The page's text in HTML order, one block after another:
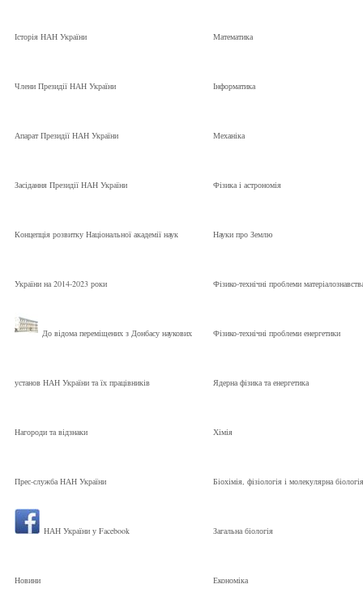
Історія НАН України
Члени Президії НАН України
Апарат Президії НАН України
Засідання Президії НАН України
Концепція розвитку Національної академії наук
України на 2014-2023 роки
До відома переміщених з Донбасу наукових
установ НАН України та їх працівників
Нагороди та відзнаки
Прес-служба НАН України
НАН України у Facebook
Новини
Математика
Інформатика
Механіка
Фізика і астрономія
Науки про Землю
Фізико-технічні проблеми
Фізико-технічні проблеми енергетики
Ядерна фізика та енергетика
Хімія
Біохімія, фізіологія і молекулярна біологія
Загальна біологія
Економіка